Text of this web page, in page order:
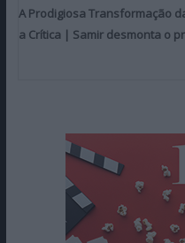
A Prodigiosa Transformação
a Crítica | Samir desmonta o